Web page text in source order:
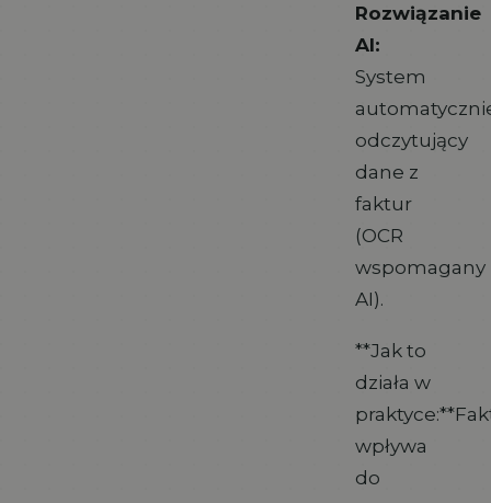
Rozwiązanie
AI:
System
odczytujący
dane z
faktur
(OCR
wspomagany
AI).
**Jak to
działa w
wpływa
do